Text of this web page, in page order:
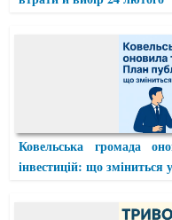
Ковельська громада
інвестицій: що зміниться